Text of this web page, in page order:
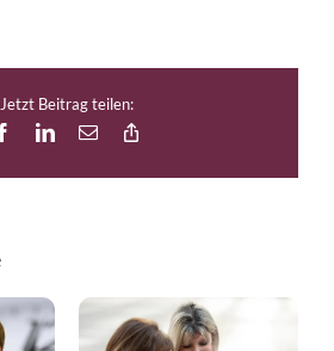
Jetzt Beitrag teilen:
FacebookLinkedIn
E-